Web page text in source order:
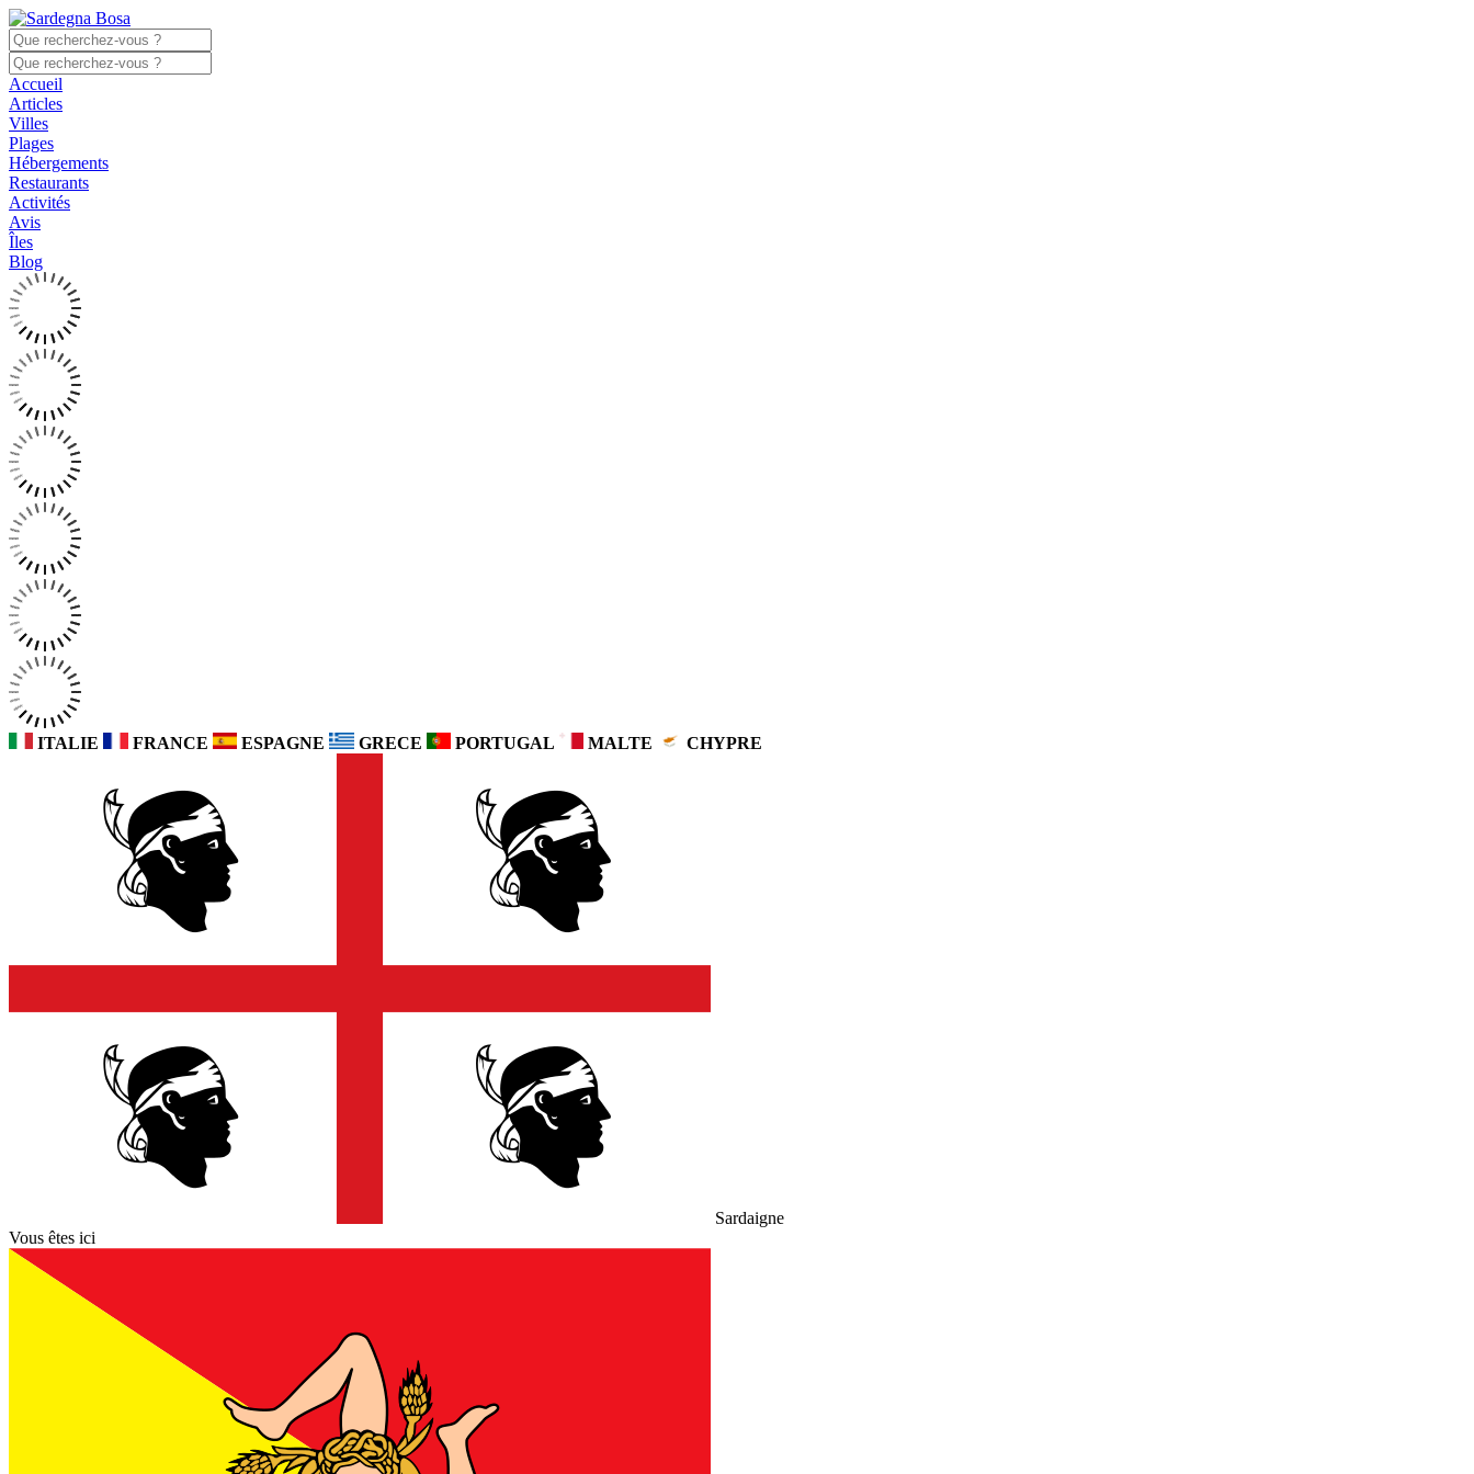
Accueil
Articles
Villes
Plages
Hébergements
Restaurants
Activités
Avis
Îles
Blog
ITALIE FRANCE ESPAGNE GRECE PORTUGAL MALTE CHYPRE
Sardaigne
Vous êtes ici